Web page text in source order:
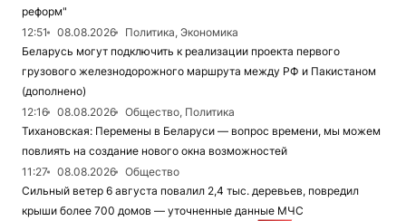
реформ"
12:51
08.08.2026
Политика, Экономика
Беларусь могут подключить к реализации проекта первого
грузового железнодорожного маршрута между РФ и Пакистаном
(дополнено)
12:16
08.08.2026
Общество, Политика
Тихановская: Перемены в Беларуси — вопрос времени, мы можем
повлиять на создание нового окна возможностей
11:27
08.08.2026
Общество
Сильный ветер 6 августа повалил 2,4 тыс. деревьев, повредил
крыши более 700 домов — уточненные данные МЧС